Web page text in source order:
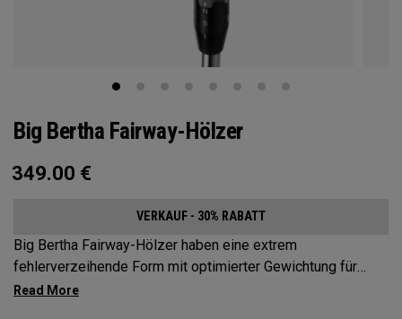
Big Bertha Fairway-Hölzer
349.00 €
VERKAUF - 30% RABATT
Big Bertha Fairway-Hölzer haben eine extrem
fehlerverzeihende Form mit optimierter Gewichtung für
Spieler, die ihre Slices reduzieren und denen bei einer